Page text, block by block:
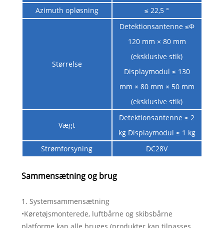
Azimuth opløsning ≤ 22,5 °
Størrelse
Detektionsantenne ≤Φ
120 mm × 80 mm
(eksklusive stik)
Displaymodul ≤ 130
mm × 80 mm × 50 mm
(eksklusive stik)
Vægt
Detektionsantenne ≤ 2
kg Displaymodul ≤ 1 kg
Strømforsyning
DC28V
Sammensætning og brug
1. Systemsammensætning
•Køretøjsmonterede, luftbårne og skibsbårne